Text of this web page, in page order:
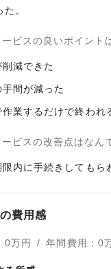
。
ビスの良いポイント
減できた
手間が減った
作業するだけで終われ
ビスの改善点はなん
限内に手続きしてもら
費用感
0万円 / 年間費用 ： 0